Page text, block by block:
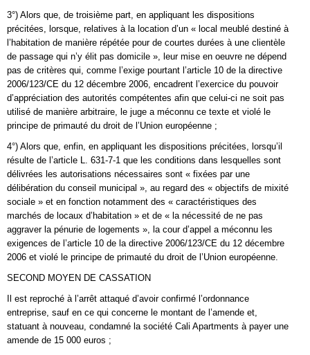
3°) Alors que, de troisième part, en appliquant les dispositions
précitées, lorsque, relatives à la location d’un « local meublé destiné à
l’habitation de manière répétée pour de courtes durées à une clientèle
de passage qui n’y élit pas domicile », leur mise en oeuvre ne dépend
pas de critères qui, comme l’exige pourtant l’article 10 de la directive
2006/123/CE du 12 décembre 2006, encadrent l’exercice du pouvoir
d’appréciation des autorités compétentes afin que celui-ci ne soit pas
utilisé de manière arbitraire, le juge a méconnu ce texte et violé le
principe de primauté du droit de l’Union européenne ;
4°) Alors que, enfin, en appliquant les dispositions précitées, lorsqu’il
résulte de l’article L. 631-7-1 que les conditions dans lesquelles sont
délivrées les autorisations nécessaires sont « fixées par une
délibération du conseil municipal », au regard des « objectifs de mixité
sociale » et en fonction notamment des « caractéristiques des
marchés de locaux d’habitation » et de « la nécessité de ne pas
aggraver la pénurie de logements », la cour d’appel a méconnu les
exigences de l’article 10 de la directive 2006/123/CE du 12 décembre
2006 et violé le principe de primauté du droit de l’Union européenne.
SECOND MOYEN DE CASSATION
Il est reproché à l’arrêt attaqué d’avoir confirmé l’ordonnance
entreprise, sauf en ce qui concerne le montant de l’amende et,
statuant à nouveau, condamné la société Cali Apartments à payer une
amende de 15 000 euros ;